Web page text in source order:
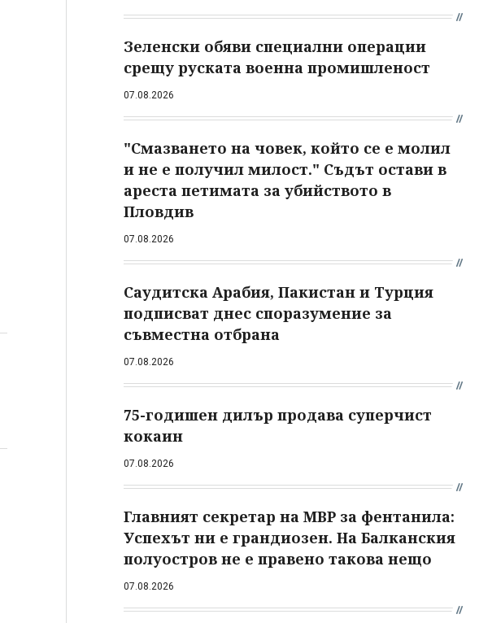
Зеленски обяви специални операции
срещу руската военна промишленост
07.08.2026
"Смазването на човек, който се е молил
и не е получил милост." Съдът остави в
ареста петимата за убийството в
Пловдив
07.08.2026
Саудитска Арабия, Пакистан и Турция
подписват днес споразумение за
съвместна отбрана
07.08.2026
75-годишен дилър продава суперчист
кокаин
07.08.2026
Главният секретар на МВР за фентанила:
Успехът ни е грандиозен. На Балканския
полуостров не е правено такова нещо
07.08.2026